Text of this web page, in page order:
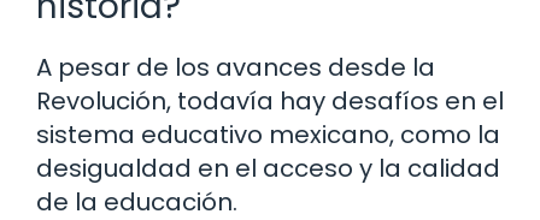
A pesar de los avances desde la
Revolución, todavía hay desafíos en el
sistema educativo mexicano, como la
desigualdad en el acceso y la calidad
de la educación.